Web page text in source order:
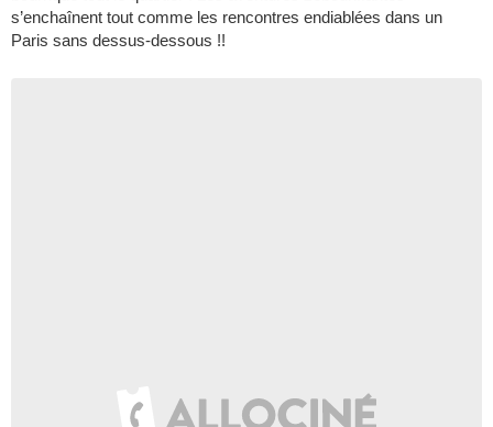
s’enchaînent tout comme les rencontres endiablées dans un
Paris sans dessus-dessous !!